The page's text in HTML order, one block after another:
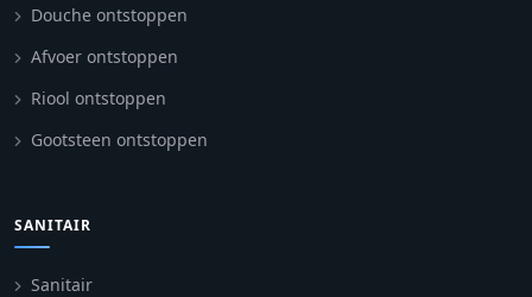
Douche ontstoppen
Afvoer ontstoppen
Riool ontstoppen
Gootsteen ontstoppen
SANITAIR
Sanitair